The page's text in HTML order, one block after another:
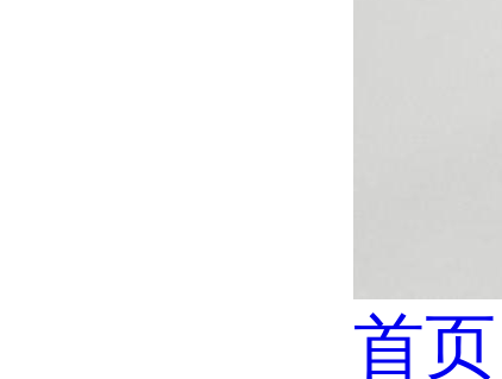
首页